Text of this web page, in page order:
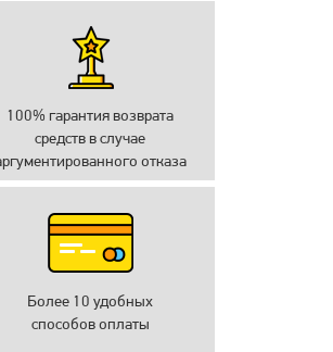
100% гарантия возврата
средств в случае
отказа
Более 10 удобных
способов оплаты